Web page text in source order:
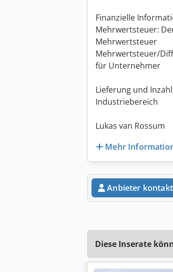
Finanzielle
Mehrwertsteuer:
Mehrwertsteuer
Mehrwertsteuer/
für Unternehmer
Lieferung und
Industriebereich
Lukas van Rossum
Mehr
Anbieter
Diese Inserate